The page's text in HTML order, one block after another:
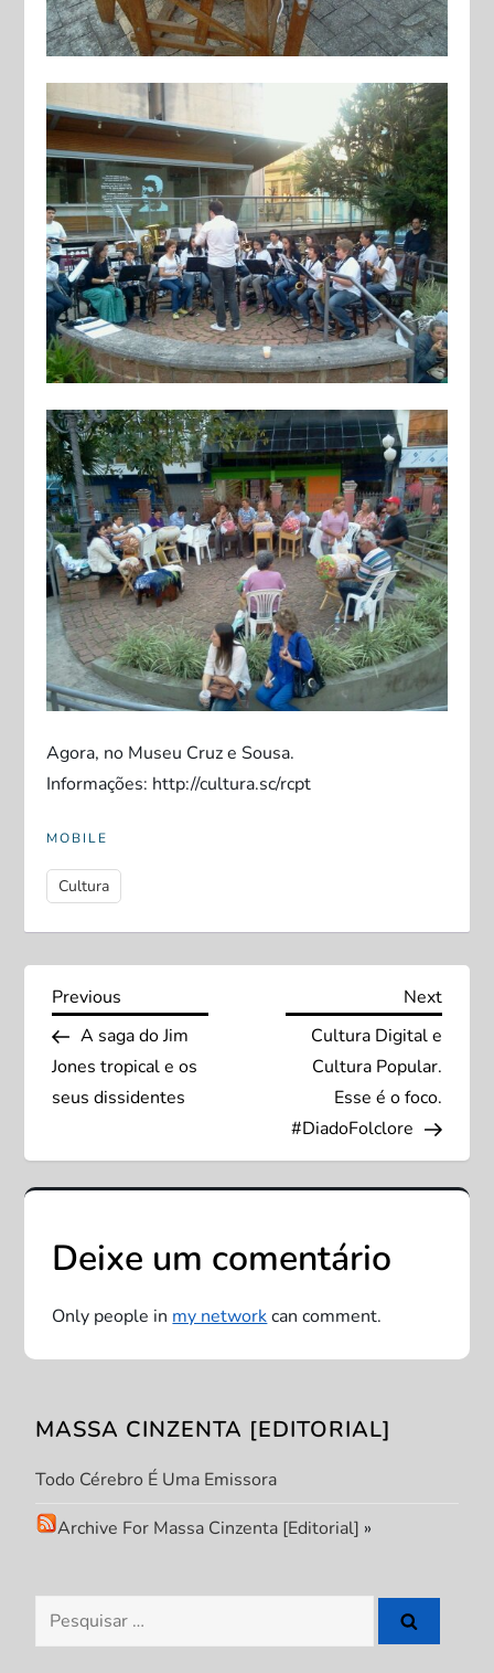
Agora, no Museu Cruz e Sousa.
Informações: http://cultura.sc/rcpt
MOBILE
Cultura
N
a
v
e
a
ç
ã
o
d
e
o
Previous
Post
Previous
A saga do Jim
Jones tropical e os
seus dissidentes
Next
Next
Cultura Digital e
Cultura Popular.
Esse é o foco.
#DiadoFolclore
Deixe um comentário
Only people in my networkcan comment.
MASSA CINZENTA [EDITORIAL]
Todo Cérebro É Uma Emissora
Archive For Massa Cinzenta [Editorial] »
Pesquisar
por: